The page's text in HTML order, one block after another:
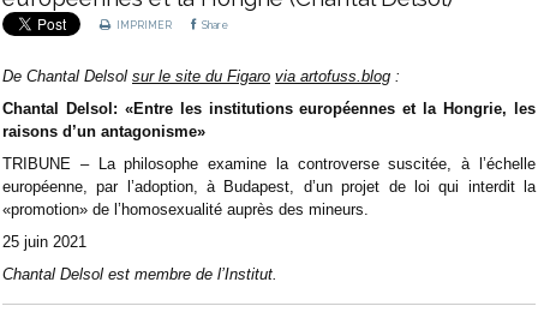
IMPRIMER Share
De Chantal Delsol sur le site du Figaro via artofuss.blog :
Chantal Delsol: «Entre les institutions européennes et la Hongrie, les
raisons d’un antagonisme»
TRIBUNE – La philosophe examine la controverse suscitée, à l’échelle
européenne, par l’adoption, à Budapest, d’un projet de loi qui interdit la
«promotion» de l’homosexualité auprès des mineurs.
25 juin 2021
Chantal Delsol est membre de l’Institut.